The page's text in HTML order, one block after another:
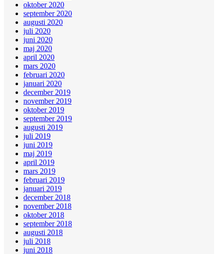
oktober 2020
september 2020
augusti 2020
juli 2020
juni 2020
maj 2020
april 2020
mars 2020
februari 2020
januari 2020
december 2019
november 2019
oktober 2019
september 2019
augusti 2019
juli 2019
juni 2019
maj 2019
april 2019
mars 2019
februari 2019
januari 2019
december 2018
november 2018
oktober 2018
september 2018
augusti 2018
juli 2018
juni 2018